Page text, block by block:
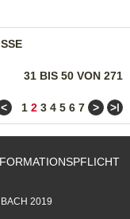
31 BIS 50 VON 271
< 1 2 3 4 5 6 7 > >ǀ
2019